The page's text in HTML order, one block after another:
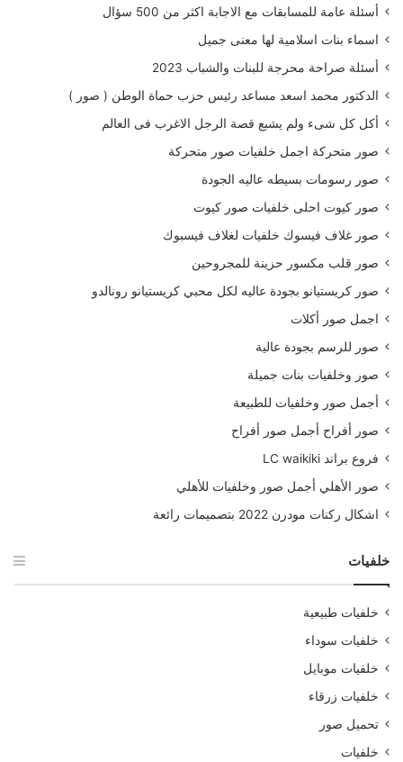
أسئلة عامة للمسابقات مع الاجابة اكثر من 500 سؤال
اسماء بنات اسلامية لها معنى جميل
أسئلة صراحة محرجة للبنات والشباب 2023
الدكتور محمد اسعد مساعد رئيس حزب حماة الوطن ( صور )
أكل كل شىء ولم يشبع قصة الرجل الاغرب فى العالم
صور متحركة اجمل خلفيات صور متحركة
صور رسومات بسيطه عاليه الجودة
صور كيوت احلى خلفيات صور كيوت
صور غلاف فيسوك خلفيات لغلاف فيسبوك
صور قلب مكسور حزينة للمجروحين
صور كريستيانو بجودة عاليه لكل محبي كريستيانو رونالدو
اجمل صور أكلات
صور للرسم بجودة عالية
صور وخلفيات بنات جميلة
أجمل صور وخلفيات للطبيعة
صور أفراح أجمل صور أفراح
فروع براند LC waikiki
صور الأهلي أجمل صور وخلفيات للأهلي
اشكال ركنات مودرن 2022 بتصميمات رائعة
خلفيات
خلفيات طبيعية
خلفيات سوداء
خلفيات موبايل
خلفيات زرقاء
تحميل صور
خلفيات